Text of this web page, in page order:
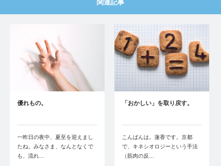
関連記事
優れもの。
一昨日の夜中、夏至を迎えまし
たね。みなさま、なんとなくで
も、流れ…
「おかしい」を取り戻す。
こんばんは。蓮香です。京都
で、キネシオロジーという手法
（筋肉の反…